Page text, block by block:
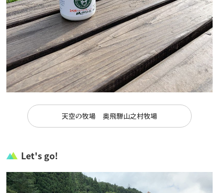
天空の牧場 奥飛騨山之村牧場
Let's go!